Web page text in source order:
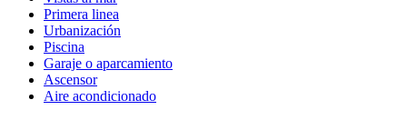
Primera linea
Urbanización
Piscina
Garaje o aparcamiento
Ascensor
Aire acondicionado